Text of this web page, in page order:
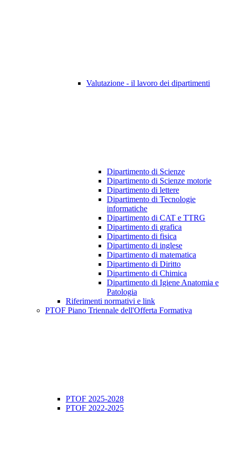
Valutazione - il lavoro dei dipartimenti
Dipartimento di Scienze
Dipartimento di Scienze motorie
Dipartimento di lettere
Dipartimento di Tecnologie
informatiche
Dipartimento di CAT e TTRG
Dipartimento di grafica
Dipartimento di fisica
Dipartimento di inglese
Dipartimento di matematica
Dipartimento di Diritto
Dipartimento di Chimica
Dipartimento di Igiene Anatomia e
Patologia
Riferimenti normativi e link
PTOF Piano Triennale dell'Offerta Formativa
PTOF 2025-2028
PTOF 2022-2025